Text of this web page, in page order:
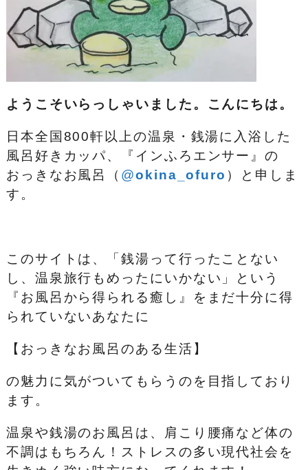
ようこそいらっしゃいました。こんにちは。
日本全国800軒以上の温泉・銭湯に入浴した
風呂好きカッパ、『インふろエンサー』の
おっきなお風呂（ @okina_ofuro ）
と申しま
す。
このサイトは、「銭湯って行ったことない
し、温泉旅行もめったにいかない」という
『お風呂から得られる癒し』をまだ十分に得
られていないあなたに
【おっきなお風呂のある生活】
の魅力に気がついてもらうのを目指しており
ます。
温泉や銭湯のお風呂は、肩こり腰痛など体の
不調はもちろん！ストレスの多い現代社会を